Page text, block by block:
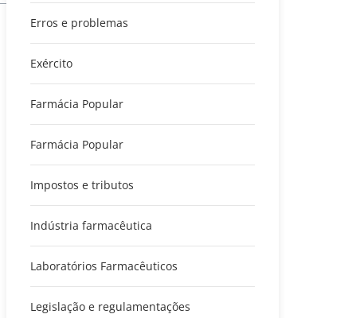
Erros e problemas
Exército
Farmácia Popular
Farmácia Popular
Impostos e tributos
Indústria farmacêutica
Laboratórios Farmacêuticos
Legislação e regulamentações